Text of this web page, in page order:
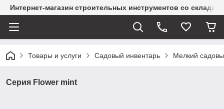
Интернет-магазин строительных инструментов со склада
Товары и услуги Садовый инвентарь Мелкий
Серия Flower mint